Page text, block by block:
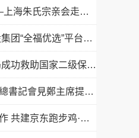
叙宗情 促交流 谋发展——上海朱氏宗亲会走进上海晨烨家具有限公司
破局时代焦虑:三合盛控股集团“全福优选”平台正式启航
暖心守护!阿勒泰市公安局成功救助国家二级保护动物黑鸢
以民族大義聚同心——習總書記會見鄭主席提出兩岸關系四點重要意見
京东与清远市达成战略合作 共建京东跑步鸡·清远鸡标准体系